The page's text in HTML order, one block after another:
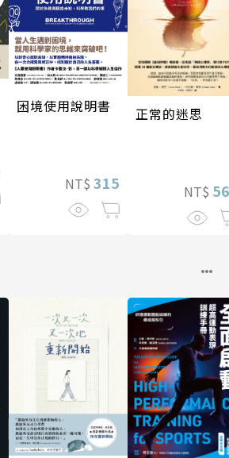
困境使用說明書
NT$ 315
正常的迷思
NT$